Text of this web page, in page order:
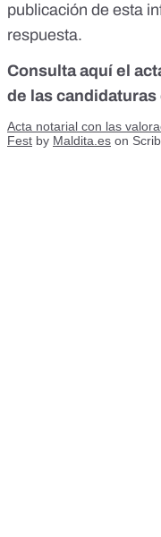
publicación de esta
respuesta.
Consulta aquí el
de las
Acta notarial con las
Fest by Maldita.es on